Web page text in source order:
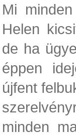
Mi
Helen
de ha
éppen
újfent
minden